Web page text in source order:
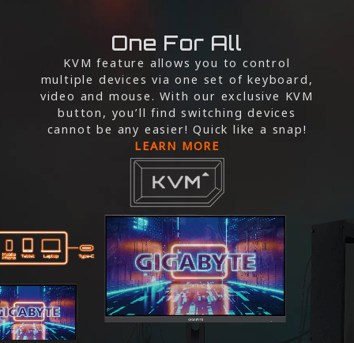
One For All
KVM feature allows you to control
multiple devices via one set of keyboard,
video and mouse. With our exclusive KVM
button, you’ll find switching devices
cannot be any easier! Quick like a snap!
LEARN MORE